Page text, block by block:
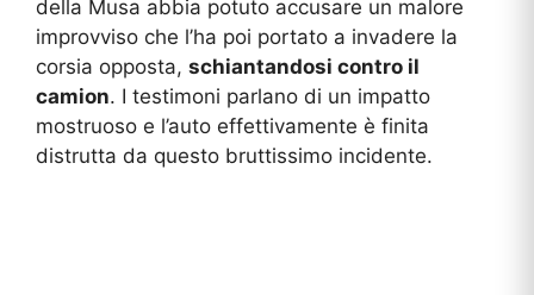
della Musa abbia potuto accusare un malore
improvviso che l’ha poi portato a invadere la
corsia opposta, schiantandosi contro il
camion. I testimoni parlano di un impatto
mostruoso e l’auto effettivamente è finita
distrutta da questo bruttissimo incidente.